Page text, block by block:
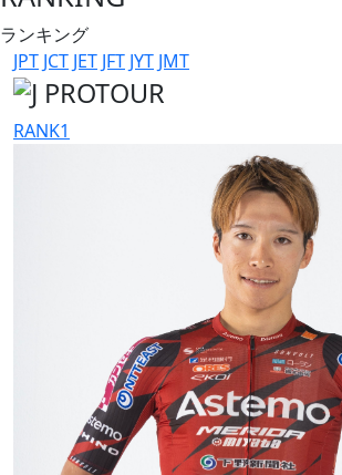
ランキング
JPT JCT JET JFT JYT JMT
RANK1